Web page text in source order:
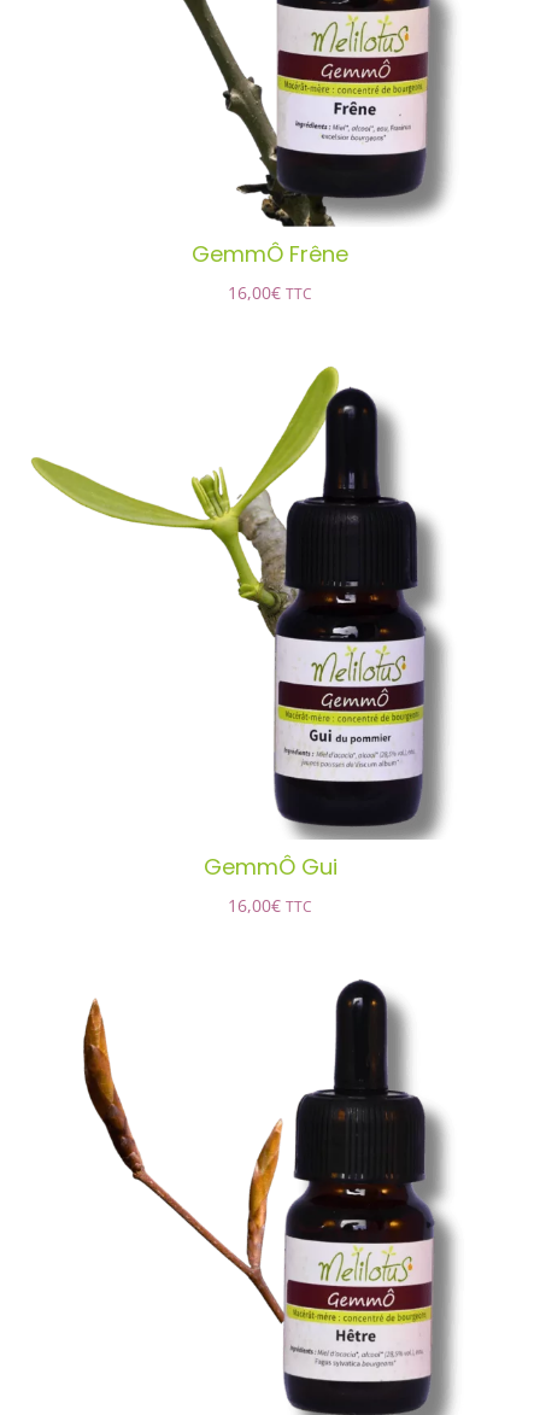
GemmÔ Frêne
16,00€ TTC
GemmÔ Gui
AJOUTER AU PANIER
/
GemmÔ Gui
16,00€ TTC
GemmÔ Hêtre
AJOUTER AU PANIER